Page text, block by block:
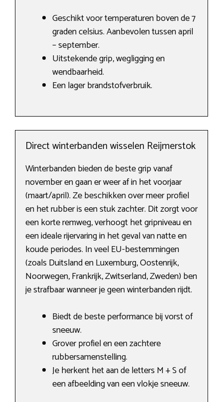
Geschikt voor temperaturen boven de 7
graden celsius. Aanbevolen tussen april
– september.
Uitstekende grip, wegligging en
wendbaarheid.
Een lager brandstofverbruik.
Direct winterbanden wisselen Reijmerstok
Winterbanden bieden de beste grip vanaf
november en gaan er weer af in het voorjaar
(maart/april). Ze beschikken over meer profiel
en het rubber is een stuk zachter. Dit zorgt voor
een korte remweg, verhoogt het gripniveau en
een ideale rijervaring in het geval van natte en
koude periodes. In veel EU-bestemmingen
(zoals Duitsland en Luxemburg, Oostenrijk,
Noorwegen, Frankrijk, Zwitserland, Zweden) ben
je strafbaar wanneer je geen winterbanden rijdt.
Biedt de beste performance bij vorst of
sneeuw.
Grover profiel en een zachtere
rubbersamenstelling.
Je herkent het aan de letters M + S of
een afbeelding van een vlokje sneeuw.